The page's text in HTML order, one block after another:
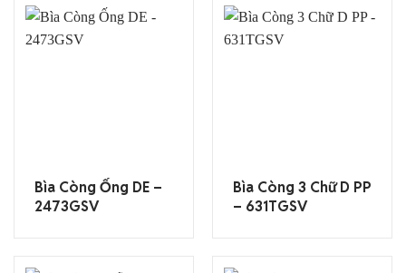
Bìa Còng Ống DE –
2473GSV
Bìa Còng 3 Chữ D PP
– 631TGSV